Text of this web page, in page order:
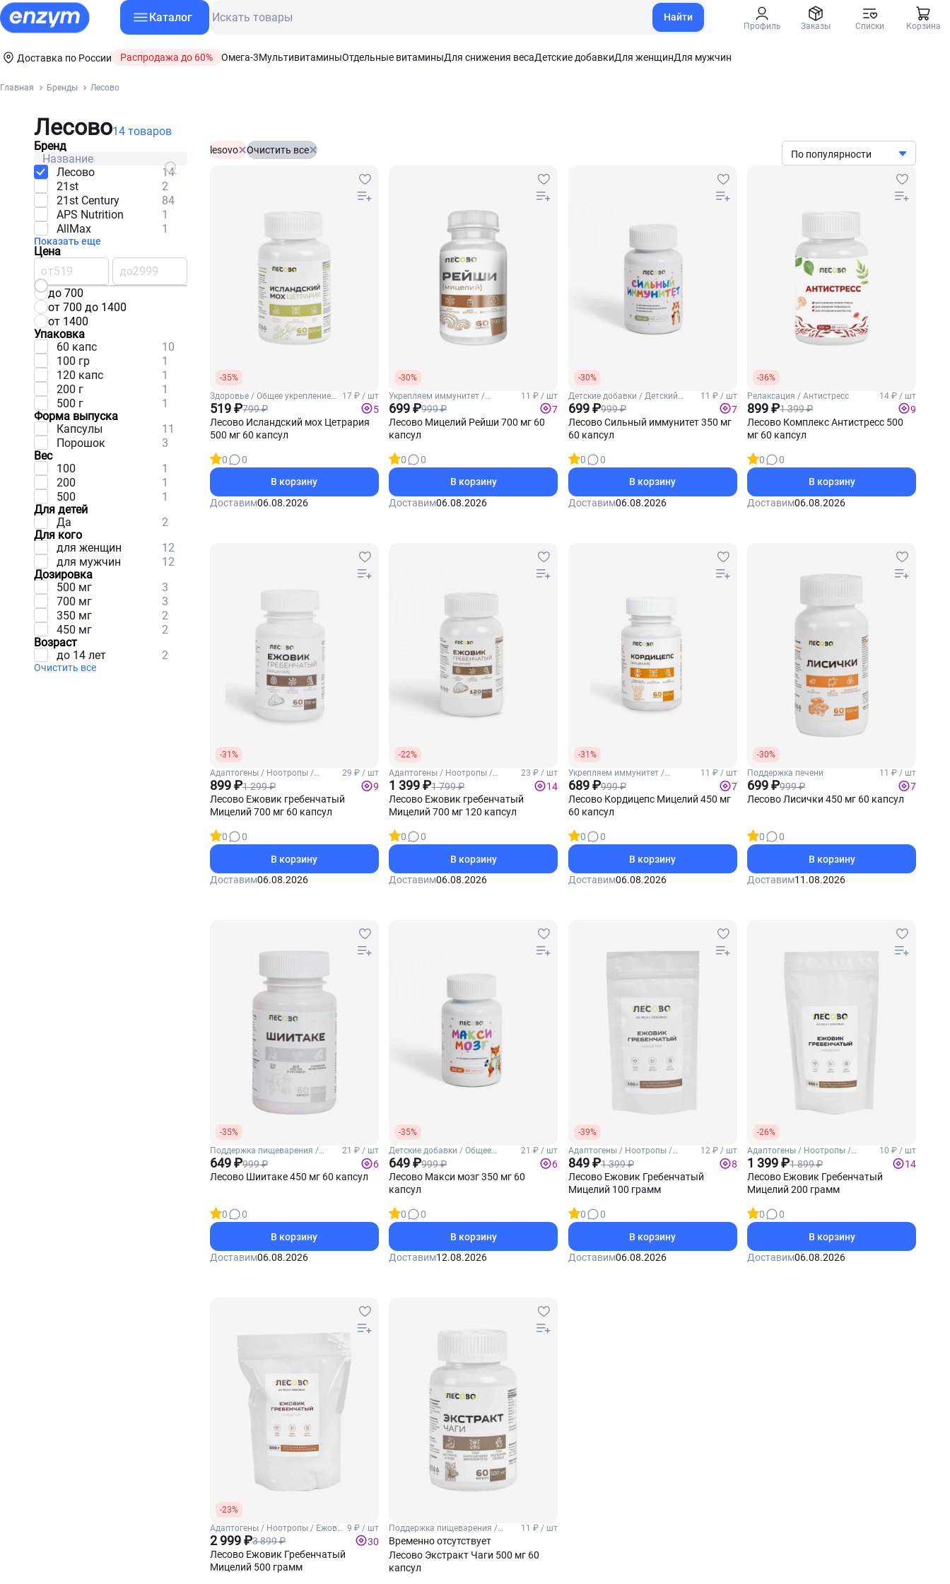
Каталог Найти
Профиль Заказы Списки Корзина
Доставка по России Распродажа до 60% Омега-3МультивитаминыОтдельные витаминыДля снижения весаДетские добавкиДля женщинДля мужчин
Главная Бренды Лесово
Лесово14 товаров
Бренд
Лесово
14
21st
2
21st Century
84
APS Nutrition
1
AllMax
1
Показать еще
Цена
от
до
до 700
от 700 до 1400
от 1400
Упаковка
60 капс
10
100 гр
1
120 капс
1
200 г
1
500 г
1
Форма выпуска
Капсулы
11
Порошок
3
Вес
100
1
200
1
500
1
Для детей
Да
2
Для кого
для женщин
12
для мужчин
12
Дозировка
500 мг
3
700 мг
3
350 мг
2
450 мг
2
Возраст
до 14 лет
2
Очистить все
lesovo Очистить все По популярности
-35%
Здоровье / Общее укрепление
организма
17 ₽ / шт
519 ₽799 ₽
5
Лесово Исландский мох Цетрария
500 мг 60 капсул
0
0
В корзину
Доставим06.08.2026
-30%
Укрепляем иммунитет /
Комплексы для укрепления
иммунитета
11 ₽ / шт
699 ₽999 ₽
7
Лесово Мицелий Рейши 700 мг 60
капсул
0
0
В корзину
Доставим06.08.2026
-30%
Детские добавки / Детский
иммунитет
11 ₽ / шт
699 ₽999 ₽
7
Лесово Сильный иммунитет 350 мг
60 капсул
0
0
В корзину
Доставим06.08.2026
-36%
Релаксация / Антистресс
14 ₽ / шт
899 ₽1 399 ₽
9
Лесово Комплекс Антистресс 500
мг 60 капсул
0
0
В корзину
Доставим06.08.2026
-31%
Адаптогены / Ноотропы /
Ежовик гребенчатый
29 ₽ / шт
899 ₽1 299 ₽
9
Лесово Ежовик гребенчатый
Мицелий 700 мг 60 капсул
0
0
В корзину
Доставим06.08.2026
-22%
Адаптогены / Ноотропы /
Ежовик гребенчатый
23 ₽ / шт
1 399 ₽1 799 ₽
14
Лесово Ежовик гребенчатый
Мицелий 700 мг 120 капсул
0
0
В корзину
Доставим06.08.2026
-31%
Укрепляем иммунитет /
Кордицепс
11 ₽ / шт
689 ₽999 ₽
7
Лесово Кордицепс Мицелий 450 мг
60 капсул
0
0
В корзину
Доставим06.08.2026
-30%
Поддержка печени
11 ₽ / шт
699 ₽999 ₽
7
Лесово Лисички 450 мг 60 капсул
0
0
В корзину
Доставим11.08.2026
-35%
Поддержка пищеварения /
Поддержка пищеварительной
системы
21 ₽ / шт
649 ₽999 ₽
6
Лесово Шиитаке 450 мг 60 капсул
0
0
В корзину
Доставим06.08.2026
-35%
Детские добавки / Общее
укрепление для детей
21 ₽ / шт
649 ₽999 ₽
6
Лесово Макси мозг 350 мг 60
капсул
0
0
В корзину
Доставим12.08.2026
-39%
Адаптогены / Ноотропы /
Ежовик гребенчатый
12 ₽ / шт
849 ₽1 399 ₽
8
Лесово Ежовик Гребенчатый
Мицелий 100 грамм
0
0
В корзину
Доставим06.08.2026
-26%
Адаптогены / Ноотропы /
Ежовик гребенчатый
10 ₽ / шт
1 399 ₽1 899 ₽
14
Лесово Ежовик Гребенчатый
Мицелий 200 грамм
0
0
В корзину
Доставим06.08.2026
-23%
Адаптогены / Ноотропы / Ежовик
гребенчатый
9 ₽ / шт
2 999 ₽3 899 ₽
30
Лесово Ежовик Гребенчатый
Мицелий 500 грамм
Поддержка пищеварения /
Поддержка пищеварительной
системы
11 ₽ / шт
Временно отсутствует
Лесово Экстракт Чаги 500 мг 60
капсул